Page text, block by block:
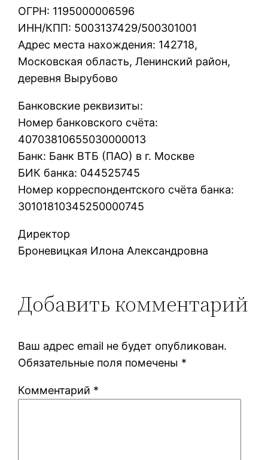
ОГРН: 1195000006596
ИНН/КПП: 5003137429/500301001
Адрес места нахождения: 142718,
Московская область, Ленинский район,
деревня Вырубово
Банковские реквизиты:
Номер банковского счёта:
40703810655030000013
Банк: Банк ВТБ (ПАО) в г. Москве
БИК банка: 044525745
Номер корреспондентского счёта банка:
30101810345250000745
Директор
Броневицкая Илона Александровна
Добавить комментарий
Ваш адрес email не будет опубликован.
Обязательные поля помечены *
Комментарий *